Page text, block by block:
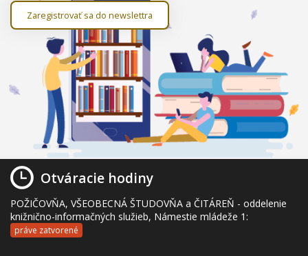
Zaregistrovať sa do newslettra
Otváracie hodiny
POŽIČOVŇA, VŠEOBECNÁ ŠTUDOVŇA a ČITÁREŇ - oddelenie
knižnično-informačných služieb, Námestie mládeže 1:
práve zatvorené